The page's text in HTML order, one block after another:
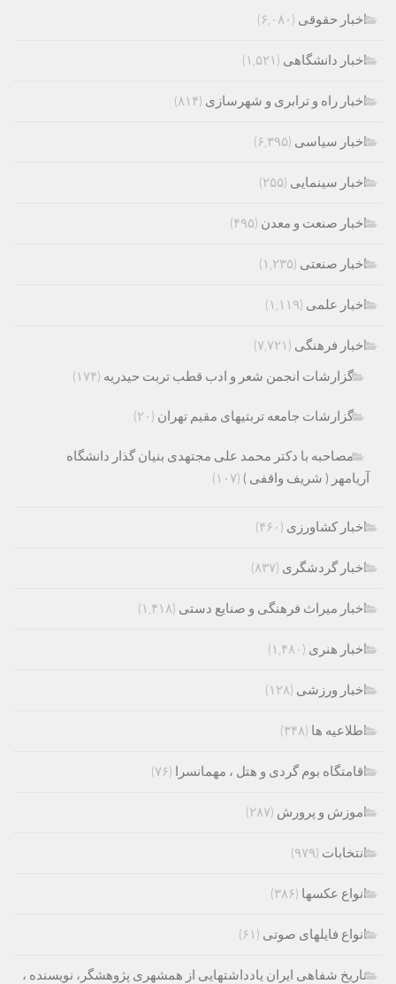
اخبار حقوقی (۶,۰۸۰)
اخبار دانشگاهی (۱,۵۲۱)
اخبار راه و ترابری و شهرسازی (۸۱۴)
اخبار سیاسی (۶,۳۹۵)
اخبار سینمایی (۲۵۵)
اخبار صنعت و معدن (۴۹۵)
اخبار صنعتی (۱,۲۳۵)
اخبار علمی (۱,۱۱۹)
اخبار فرهنگی (۷,۷۲۱)
گزارشات انجمن شعر و ادب قطب تربت حیدریه (۱۷۴)
گزارشات جامعه تربتیهای مقیم تهران (۲۰)
مصاحبه با دکتر محمد علی مجتهدی بنیان گذار دانشگاه
آریامهر ( شریف واقفی ) (۱۰۷)
اخبار کشاورزی (۴۶۰)
اخبار گردشگری (۸۳۷)
اخبار میراث فرهنگی و صنایع دستی (۱,۴۱۸)
اخبار هنری (۱,۴۸۰)
اخبار ورزشی (۱۲۸)
اطلاعیه ها (۳۴۸)
اقامتگاه بوم گردی و هتل ، مهمانسرا (۷۶)
اموزش و پرورش (۲۸۷)
انتخابات (۹۷۹)
انواع عکسها (۳۸۶)
انواع فایلهای صوتی (۶۱)
تاریخ شفاهی ایران یادداشتهایی از همشهری پژوهشگر، نویسنده ،